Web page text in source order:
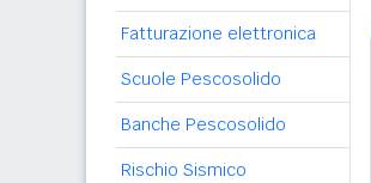
Fatturazione elettronica
Scuole Pescosolido
Banche Pescosolido
Rischio Sismico